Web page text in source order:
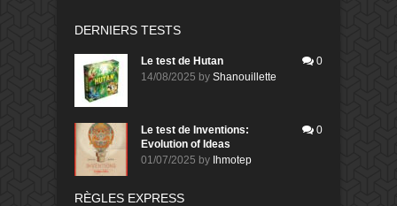
DERNIERS TESTS
Le test de Hutan
14/08/2025 by Shanouillette
0
Le test de Inventions:
Evolution of Ideas
01/07/2025 by Ihmotep
0
RÈGLES EXPRESS